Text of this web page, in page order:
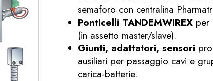
semaforo con centralina
Ponticelli TANDEMWIREXper
(in assetto master/slave).
Giunti, adattatori, sensori
ausiliari per passaggio cavi e
carica-batterie.